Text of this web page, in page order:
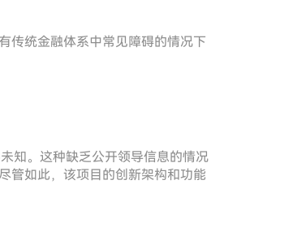
传统金融体系中常见障碍的情况下
知。这种缺乏公开领导信息的情况
管如此，该项目的创新架构和功能